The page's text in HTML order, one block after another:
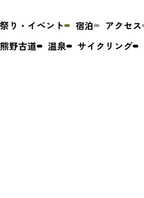
祭り・イベント 宿泊 アクセス
野古道 温泉 サイクリング